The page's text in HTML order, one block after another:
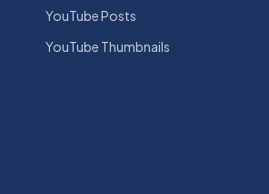
YouTube Posts
YouTube Thumbnails